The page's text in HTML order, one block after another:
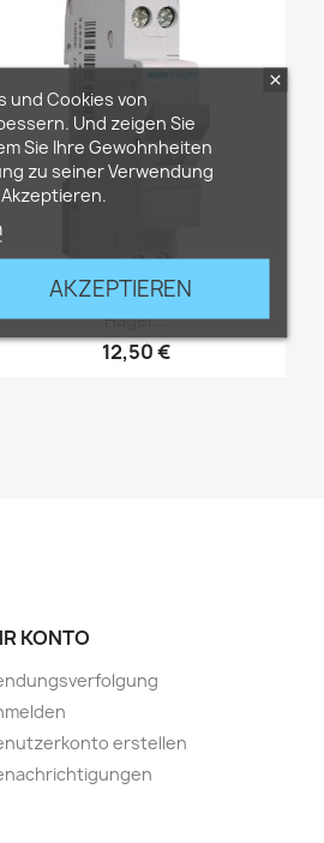
Vorschau
Hager...
12,50 €
KONTO
erstellen
und Cookies von
Und zeigen Sie
Sie Ihre Gewohnheiten
zu seiner Verwendung
AKZEPTIEREN